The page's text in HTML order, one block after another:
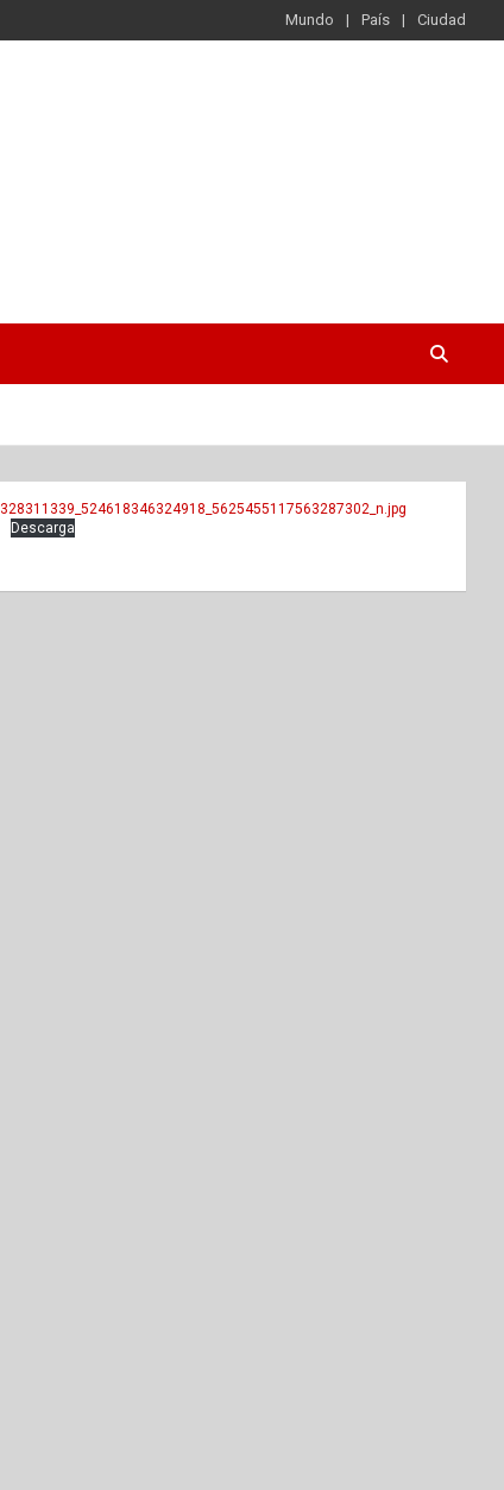
Mundo País Ciudad
328311339_524618346324918_5625455117563287302_n.jpg
Descarga